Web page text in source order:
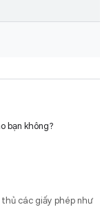
bạn không?
các giấy phép như